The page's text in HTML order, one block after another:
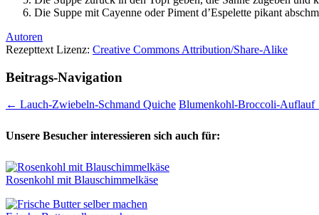
Die Suppe mit Cayenne oder Piment d’Espelette pikant
Autoren
Rezepttext Lizenz: Creative Commons Attribution/Share-Alike
Beitrags-Navigation
← Lauch-Zwiebeln-Schmand Quiche Blumenkohl-Broccoli-Auflauf
Unsere Besucher interessieren sich auch für:
Rosenkohl mit Blauschimmelkäse